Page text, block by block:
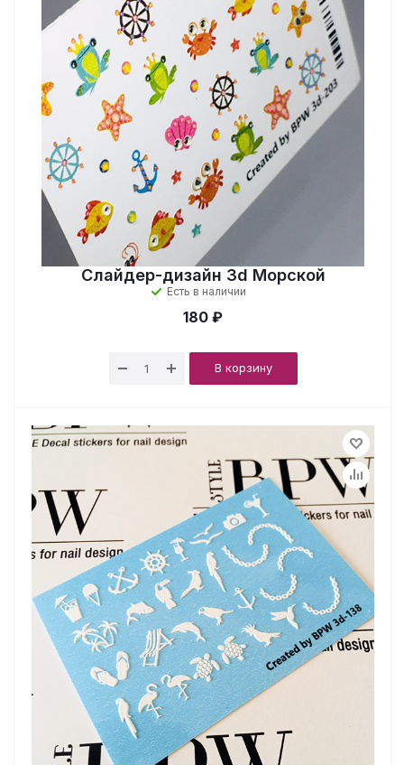
Слайдер-дизайн 3d Морской
Есть в наличии
180 ₽
В корзину